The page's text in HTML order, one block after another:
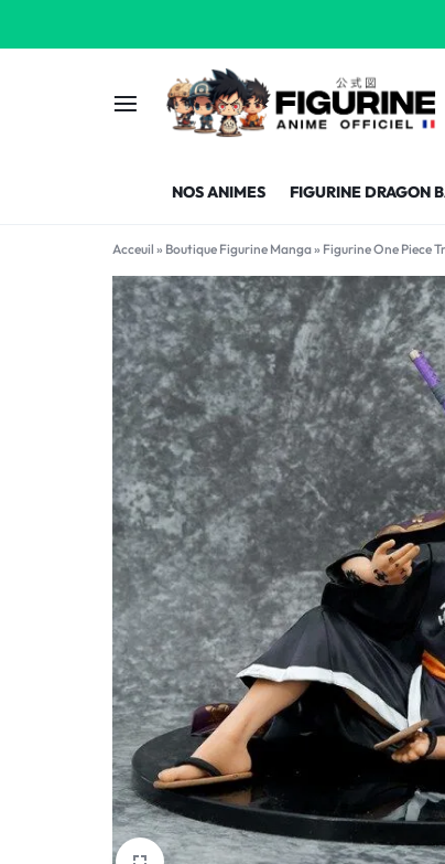
FRANCE
FRANCE
NOS ANIMES FIGURINE DRAGON
Acceuil » Boutique Figurine Manga» Figurine One Piece